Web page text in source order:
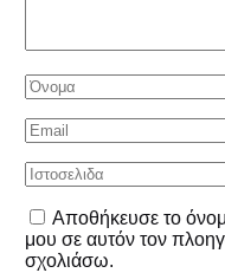
Αποθήκευσε το
μου σε αυτόν τον
σχολιάσω.